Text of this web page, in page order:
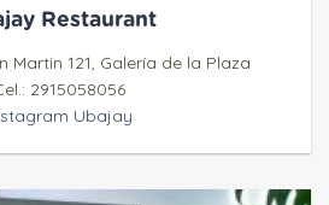
Restaurant
Martin 121, Galería de la Plaza
2915058056
Ubajay